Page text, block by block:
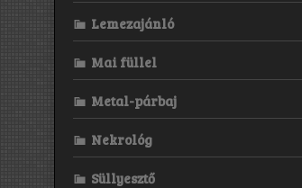
Lemezajánló
Mai füllel
Metal-párbaj
Nekrológ
Süllyesztő